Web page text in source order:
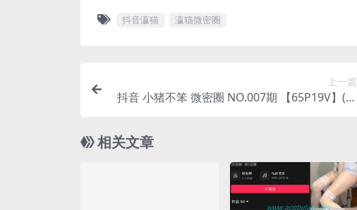
抖音瀛猫 瀛猫微密圈
上一篇
抖音 小猪不笨 微密圈 NO.007期 【65P19V】(抖
相关文章